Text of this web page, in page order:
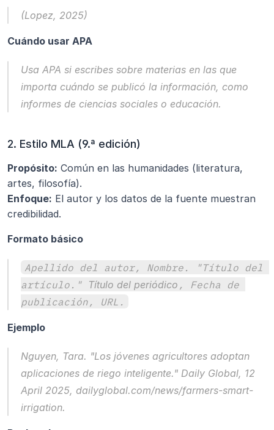
(Lopez, 2025)
Cuándo usar APA
Usa APA si escribes sobre materias en las que
importa cuándo se publicó la información, como
informes de ciencias sociales o educación.
2. Estilo MLA (9.ª edición)
Propósito: Común en las humanidades (literatura,
artes, filosofía).
Enfoque: El autor y los datos de la fuente muestran
credibilidad.
Formato básico
Apellido del autor, Nombre. "Título del
artículo." Título del periódico , Fecha de
publicación, URL.
Ejemplo
Nguyen, Tara. "Los jóvenes agricultores adoptan
aplicaciones de riego inteligente." Daily Global, 12
April 2025, dailyglobal.com/news/farmers-smart-
irrigation.